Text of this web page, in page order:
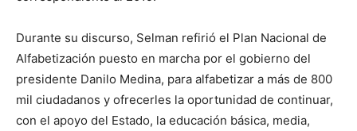
Durante su discurso, Selman refirió el Plan Nacional de
Alfabetización puesto en marcha por el gobierno del
presidente Danilo Medina, para alfabetizar a más de 800
mil ciudadanos y ofrecerles la oportunidad de continuar,
con el apoyo del Estado, la educación básica, media,